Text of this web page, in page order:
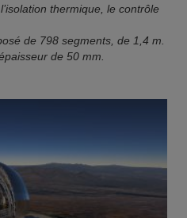
thermique, le contrôle
de 798 segments, de 1,4 m.
de 50 mm.